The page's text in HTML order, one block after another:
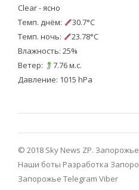
Clear - ясно
Темп. днём:
30.7°C
Темп. ночь:
23.78°C
Влажность: 25%
Ветер:
7.76 м.с.
Давление: 1015 hPa
© 2018 Sky News ZP.
Наши боты Разработка
Запорожье Telegram Viber